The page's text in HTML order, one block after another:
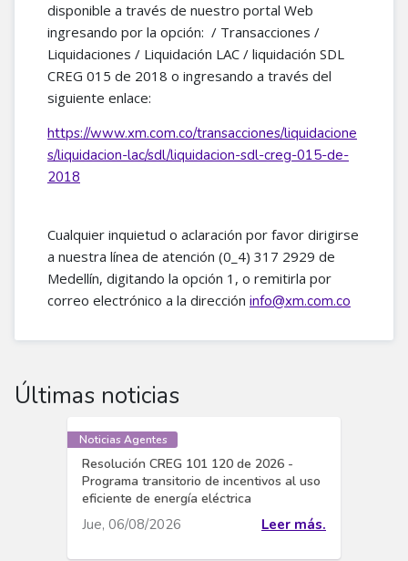
disponible a través de nuestro portal Web
ingresando por la opción: / Transacciones /
Liquidaciones / Liquidación LAC / liquidación SDL
CREG 015 de 2018 o ingresando a través del
siguiente enlace:
https://www.xm.com.co/transacciones/liquidacione
s/liquidacion-lac/sdl/liquidacion-sdl-creg-015-de-
2018
Cualquier inquietud o aclaración por favor dirigirse
a nuestra línea de atención (0_4) 317 2929 de
Medellín, digitando la opción 1, o remitirla por
correo electrónico a la dirección info@xm.com.co
Últimas noticias
Noticias Agentes
Resolución CREG 101 120 de 2026 -
Programa transitorio de incentivos al uso
eficiente de energía eléctrica
Jue, 06/08/2026 Leer más.